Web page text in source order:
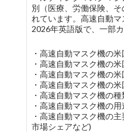
別（医療、労働保険、
れています。高速自動
2026年英語版で、一部
・高速自動マスク機の
・高速自動マスク機の
・高速自動マスク機の
・高速自動マスク機の
・高速自動マスク機の
・高速自動マスク機の
・高速自動マスク機の
市場シェアなど)